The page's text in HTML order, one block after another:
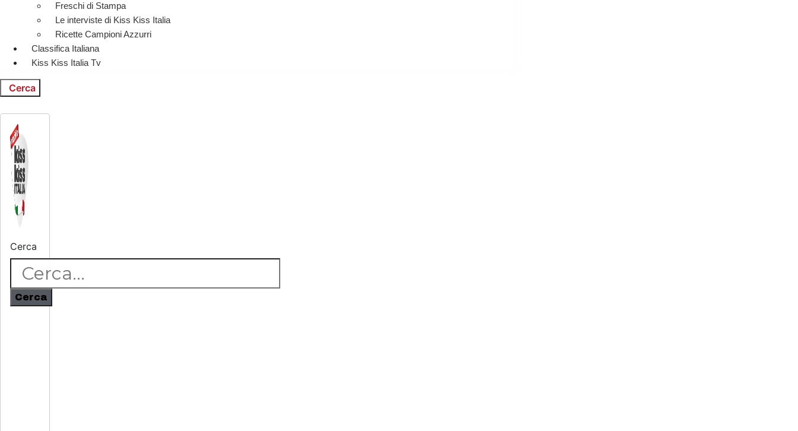
Freschi di Stampa
Le interviste di Kiss Kiss Italia
Ricette Campioni Azzurri
Classifica Italiana
Kiss Kiss Italia Tv
Cerca
Cerca
Cerca